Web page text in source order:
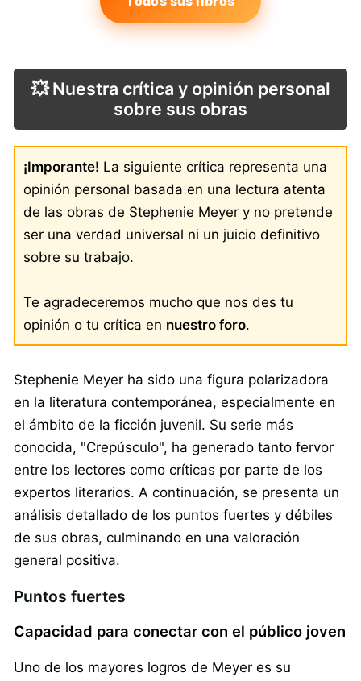
💥 Nuestra crítica y opinión personal
sobre sus obras
¡Imporante! La siguiente crítica representa una
opinión personal basada en una lectura atenta
de las obras de Stephenie Meyer y no pretende
ser una verdad universal ni un juicio definitivo
sobre su trabajo.
Te agradeceremos mucho que nos des tu
opinión o tu crítica en nuestro foro.
Stephenie Meyer ha sido una figura polarizadora
en la literatura contemporánea, especialmente en
el ámbito de la ficción juvenil. Su serie más
conocida, "Crepúsculo", ha generado tanto fervor
entre los lectores como críticas por parte de los
expertos literarios. A continuación, se presenta un
análisis detallado de los puntos fuertes y débiles
de sus obras, culminando en una valoración
general positiva.
Puntos fuertes
Capacidad para conectar con el público joven
Uno de los mayores logros de Meyer es su